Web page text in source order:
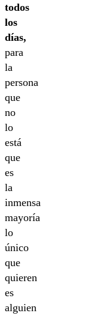
todos
los
días,
para
la
persona
que
no
lo
está
que
es
la
inmensa
mayoría
lo
único
que
quieren
es
alguien